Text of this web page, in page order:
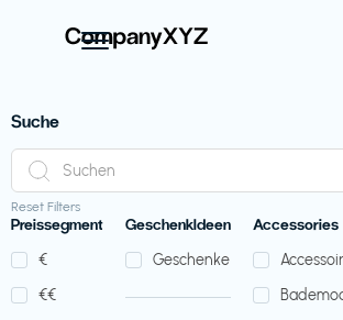
Suche
Reset Filters
Preissegment
€‎
€‎€‎
GeschenkIdeen
Geschenke
Accessories